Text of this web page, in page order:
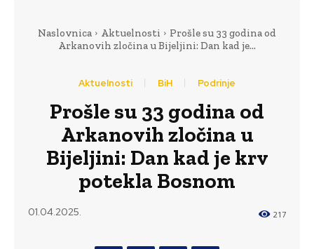
Naslovnica Aktuelnosti
Prošle su 33 godina od
Arkanovih zločina u Bijeljini: Dan kad je...
Aktuelnosti BiH Podrinje
Prošle su 33 godina od
Arkanovih zločina u
Bijeljini: Dan kad je krv
potekla Bosnom
01.04.2025. 217